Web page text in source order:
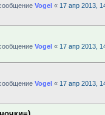
Vogel « 17 апр 2013,
Vogel « 17 апр 2013,
Vogel « 17 апр 2013,